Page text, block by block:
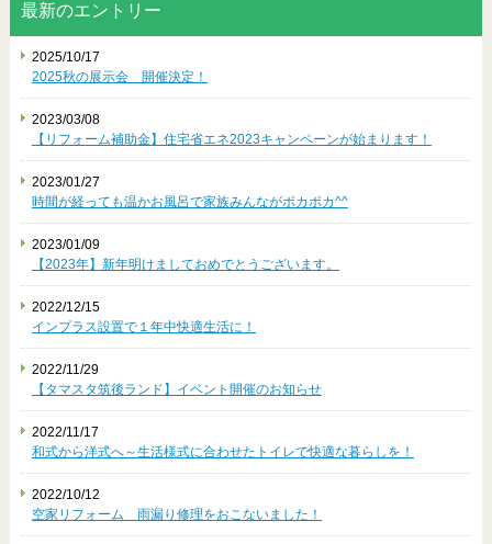
最新のエントリー
2025/10/17
2025秋の展示会 開催決定！
2023/03/08
【リフォーム補助金】住宅省エネ2023キャンペーンが始まります！
2023/01/27
時間が経っても温かお風呂で家族みんながポカポカ^^
2023/01/09
【2023年】新年明けましておめでとうございます。
2022/12/15
インプラス設置で１年中快適生活に！
2022/11/29
【タマスタ筑後ランド】イベント開催のお知らせ
2022/11/17
和式から洋式へ～生活様式に合わせたトイレで快適な暮らしを！
2022/10/12
空家リフォーム 雨漏り修理をおこないました！